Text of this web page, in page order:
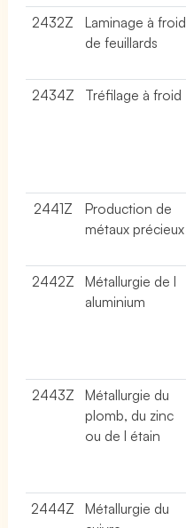
2432Z
Laminage à froid
de feuillards
2434Z
Tréfilage à froid
2441Z
Production de
métaux précieux
2442Z
Métallurgie de l
aluminium
2443Z
Métallurgie du
plomb, du zinc
ou de l étain
2444Z
Métallurgie du